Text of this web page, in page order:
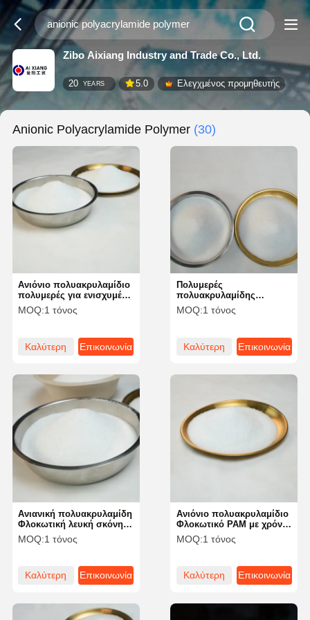
Zibo Aixiang Industry and Trade Co., Ltd.
20 YEARS 5.0 Ελεγχμένος προμηθευτής
Anionic Polyacrylamide Polymer (30)
Ανιόνιο πολυακρυλαμίδιο
πολυμερές για ενισχυμένη
φλοκάλωση στη
βιομηχανία χαρτιού και
MOQ:1 τόνος
Καλύτερη
Επικοινωνία
Πολυμερές
πολυακρυλαμίδης
ανιόντων υψηλών
επιδόσεων για βέλτιστες
MOQ:1 τόνος
Καλύτερη
Επικοινωνία
Ανιανική πολυακρυλαμίδη
Φλοκωτική λευκή σκόνη
για τη βαφή υφασμάτων
MOQ:1 τόνος
Καλύτερη
Επικοινωνία
Ανιόνιο πολυακρυλαμίδιο
Φλοκωτικό PAM με χρόνο
διάλυσης ≤ 60 λεπτά
MOQ:1 τόνος
Καλύτερη
Επικοινωνία